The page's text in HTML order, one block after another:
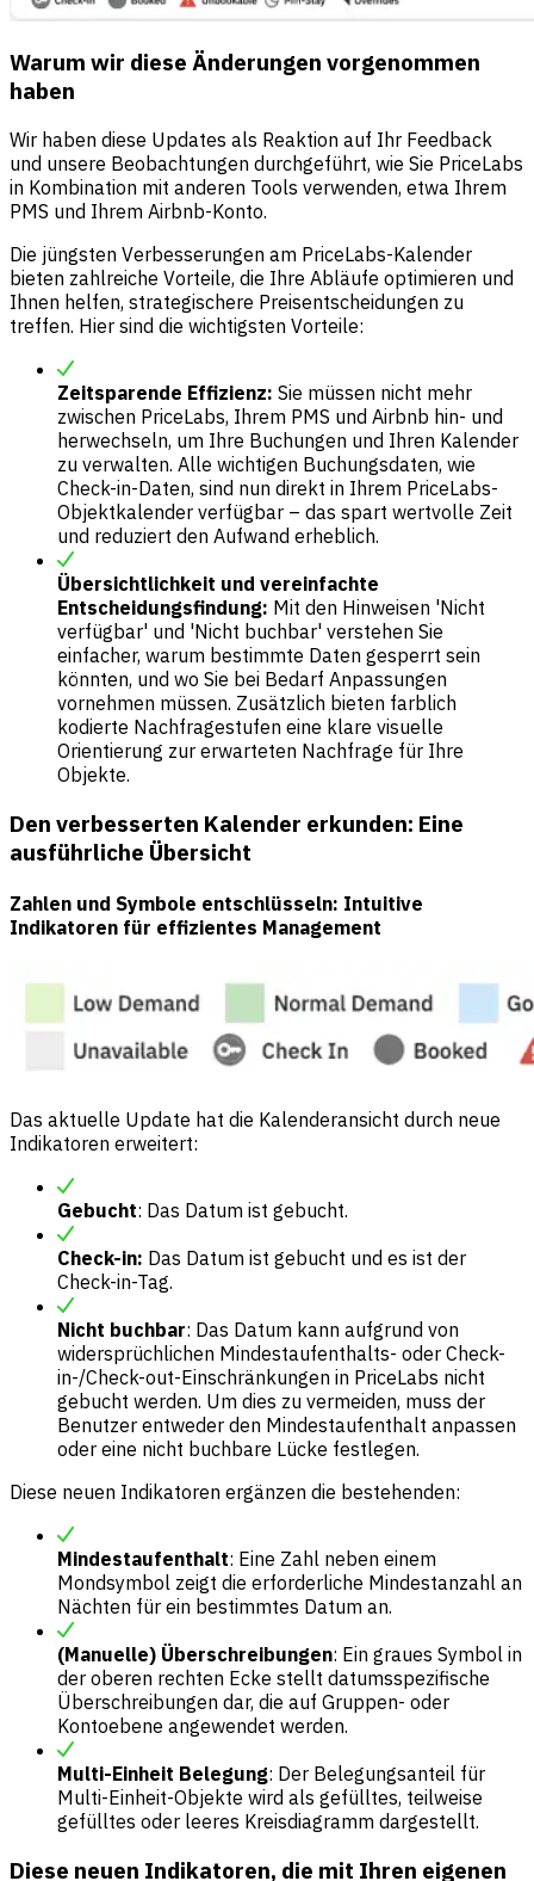
Warum wir diese Änderungen vorgenommen
haben
Wir haben diese Updates als Reaktion auf Ihr Feedback
und unsere Beobachtungen durchgeführt, wie Sie PriceLabs
in Kombination mit anderen Tools verwenden, etwa Ihrem
PMS und Ihrem Airbnb-Konto.
Die jüngsten Verbesserungen am PriceLabs-Kalender
bieten zahlreiche Vorteile, die Ihre Abläufe optimieren und
Ihnen helfen, strategischere Preisentscheidungen zu
treffen. Hier sind die wichtigsten Vorteile:
Zeitsparende Effizienz: Sie müssen nicht mehr
zwischen PriceLabs, Ihrem PMS und Airbnb hin- und
herwechseln, um Ihre Buchungen und Ihren Kalender
zu verwalten. Alle wichtigen Buchungsdaten, wie
Check-in-Daten, sind nun direkt in Ihrem PriceLabs-
Objektkalender verfügbar – das spart wertvolle Zeit
und reduziert den Aufwand erheblich.
Übersichtlichkeit und vereinfachte
Entscheidungsfindung: Mit den Hinweisen 'Nicht
verfügbar' und 'Nicht buchbar' verstehen Sie
einfacher, warum bestimmte Daten gesperrt sein
könnten, und wo Sie bei Bedarf Anpassungen
vornehmen müssen. Zusätzlich bieten farblich
kodierte Nachfragestufen eine klare visuelle
Orientierung zur erwarteten Nachfrage für Ihre
Objekte.
Den verbesserten Kalender erkunden: Eine
ausführliche Übersicht
Zahlen und Symbole entschlüsseln: Intuitive
Indikatoren für effizientes Management
Das aktuelle Update hat die Kalenderansicht durch neue
Indikatoren erweitert:
Gebucht: Das Datum ist gebucht.
Check-in: Das Datum ist gebucht und es ist der
Check-in-Tag.
Nicht buchbar: Das Datum kann aufgrund von
widersprüchlichen Mindestaufenthalts- oder Check-
in-/Check-out-Einschränkungen in PriceLabs nicht
gebucht werden. Um dies zu vermeiden, muss der
Benutzer entweder den Mindestaufenthalt anpassen
oder eine nicht buchbare Lücke festlegen.
Diese neuen Indikatoren ergänzen die bestehenden:
Mindestaufenthalt: Eine Zahl neben einem
Mondsymbol zeigt die erforderliche Mindestanzahl an
Nächten für ein bestimmtes Datum an.
(Manuelle) Überschreibungen: Ein graues Symbol in
der oberen rechten Ecke stellt datumsspezifische
Überschreibungen dar, die auf Gruppen- oder
Kontoebene angewendet werden.
Multi-Einheit Belegung: Der Belegungsanteil für
Multi-Einheit-Objekte wird als gefülltes, teilweise
gefülltes oder leeres Kreisdiagramm dargestellt.
Diese neuen Indikatoren, die mit Ihren eigenen